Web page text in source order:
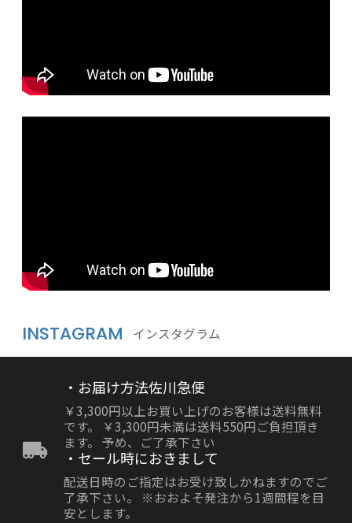
INSTAGRAM インスタグラム
・お届け方法佐川急便
￥3,300円以上お買い上げのお客様は送料無料
です。 ￥3,300円未満は送料550円ご負担頂き
ます。 予め、ご了承下さい
・セール時におきまして
配送日時のご指定はお受け致しかねますのでご
了承下さい。 ※おおよそ発注から1週間程を目
安とします。